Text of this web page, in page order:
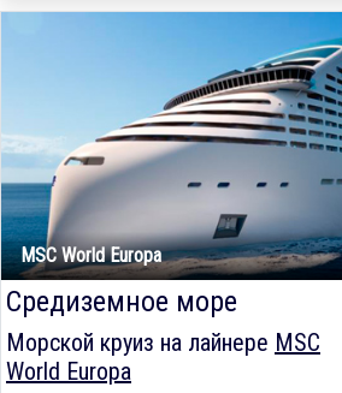
MSC World Europa
Средиземное море
Морской круиз на лайнере MSC
World Europa